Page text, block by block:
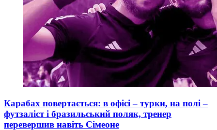
Карабах повертається: в офісі – турки, на полі –
футзаліст і бразильський поляк, тренер
перевершив навіть Сімеоне